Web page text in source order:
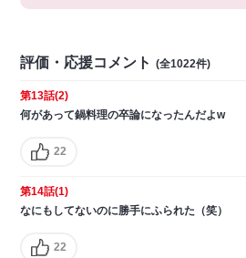
評価・応援コメント (全1022件)
第13話(2)
何があって鍋料理の卒論になったんだよw
22
第14話(1)
なにもしてないのに勝手にふられた（笑）
22